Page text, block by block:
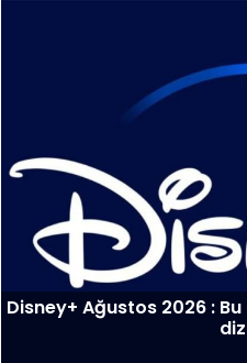
Disney+ Ağustos 2026 :